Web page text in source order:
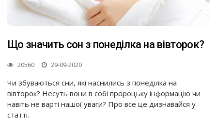
Що значить сон з понеділка на вівторок?
20560 29-09-2020
Чи збуваються сни, які наснились з понеділка на
вівторок? Несуть вони в собі пророцьку інформацію чи
навіть не варті нашої уваги? Про все це дизнавайся у
статті.